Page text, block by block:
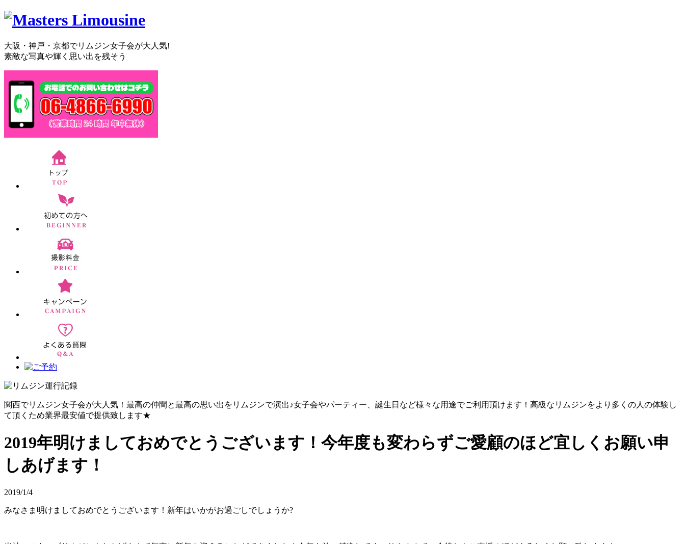
大阪・神戸・京都でリムジン女子会が大人気!
素敵な写真や輝く思い出を残そう
関西でリムジン女子会が大人気！最高の仲間と最高の思い出をリムジンで演出♪女子会やパーティー、誕生日など様々な用途でご利用頂けます！高級なリムジンをより多くの人の体験し
て頂くため業界最安値で提供致します★
2019年明けましておめでとうございます！今年度も変わらずご愛顧のほど宜しくお願い申
しあげます！
2019/1/4
みなさま明けましておめでとうございます！新年はいかがお過ごしでしょうか?